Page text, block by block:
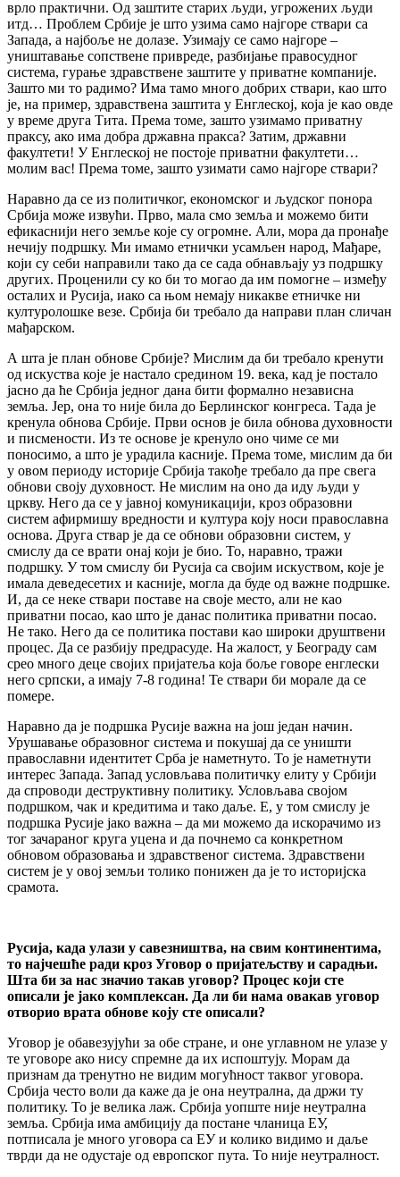
врло практични. Од заштите старих људи, угрожених људи
итд… Проблем Србије је што узима само најгоре ствари са
Запада, а најбоље не долазе. Узимају се само најгоре –
уништавање сопствене привреде, разбијање правосудног
система, гурање здравствене заштите у приватне компаније.
Зашто ми то радимо? Има тамо много добрих ствари, као што
је, на пример, здравствена заштита у Енглеској, која је као овде
у време друга Тита. Према томе, зашто узимамо приватну
праксу, ако има добра државна пракса? Затим, државни
факултети! У Енглеској не постоје приватни факултети…
молим вас! Према томе, зашто узимати само најгоре ствари?
Наравно да се из политичког, економског и људског понора
Србија може извући. Прво, мала смо земља и можемо бити
ефикаснији него земље које су огромне. Али, мора да пронађе
нечију подршку. Ми имамо етнички усамљен народ, Мађаре,
који су себи направили тако да се сада обнављају уз подршку
других. Проценили су ко би то могао да им помогне – између
осталих и Русија, иако са њом немају никакве етничке ни
културолошке везе. Србија би требало да направи план сличан
мађарском.
А шта је план обнове Србије? Мислим да би требало кренути
од искуства које је настало средином 19. века, кад је постало
јасно да ће Србија једног дана бити формално независна
земља. Јер, она то није била до Берлинског конгреса. Тада је
кренула обнова Србије. Први основ је била обнова духовности
и писмености. Из те основе је кренуло оно чиме се ми
поносимо, а што је урадила касније. Према томе, мислим да би
у овом периоду историје Србија такође требало да пре свега
обнови своју духовност. Не мислим на оно да иду људи у
цркву. Него да се у јавној комуникацији, кроз образовни
систем афирмишу вредности и култура коју носи православна
основа. Друга ствар је да се обнови образовни систем, у
смислу да се врати онај који је био. То, наравно, тражи
подршку. У том смислу би Русија са својим искуством, које је
имала деведесетих и касније, могла да буде од важне подршке.
И, да се неке ствари поставе на своје место, али не као
приватни посао, као што је данас политика приватни посао.
Не тако. Него да се политика постави као широки друштвени
процес. Да се разбију предрасуде. На жалост, у Београду сам
срео много деце својих пријатеља која боље говоре енглески
него српски, а имају 7-8 година! Те ствари би морале да се
помере.
Наравно да је подршка Русије важна на још један начин.
Урушавање образовног система и покушај да се уништи
православни идентитет Срба је наметнуто. То је наметнути
интерес Запада. Запад условљава политичку елиту у Србији
да спроводи деструктивну политику. Условљава својом
подршком, чак и кредитима и тако даље. Е, у том смислу је
подршка Русије јако важна – да ми можемо да искорачимо из
тог зачараног круга уцена и да почнемо са конкретном
обновом образовања и здравственог система. Здравствени
систем је у овој земљи толико понижен да је то историјска
срамота.
Русија, када улази у савезништва, на свим континентима,
то најчешће ради кроз Уговор о пријатељству и сарадњи.
Шта би за нас значио такав уговор? Процес који сте
описали је јако комплексан. Да ли би нама овакав уговор
отворио врата обнове коју сте описали?
Уговор је обавезујући за обе стране, и оне углавном не улазе у
те уговоре ако нису спремне да их испоштују. Морам да
признам да тренутно не видим могућност таквог уговора.
Србија често воли да каже да је она неутрална, да држи ту
политику. То је велика лаж. Србија уопште није неутрална
земља. Србија има амбицију да постане чланица ЕУ,
потписала је много уговора са ЕУ и колико видимо и даље
тврди да не одустаје од европског пута. То није неутралност.